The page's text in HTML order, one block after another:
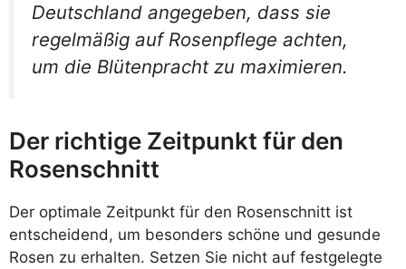
Deutschland angegeben, dass sie
regelmäßig auf Rosenpflege achten,
um die Blütenpracht zu maximieren.
Der richtige Zeitpunkt für den
Rosenschnitt
Der optimale Zeitpunkt für den Rosenschnitt ist
entscheidend, um besonders schöne und gesunde
Rosen zu erhalten. Setzen Sie nicht auf festgelegte